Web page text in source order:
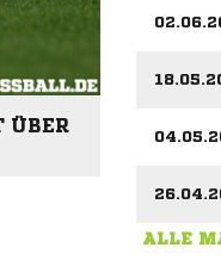
ÜBER
ALLE